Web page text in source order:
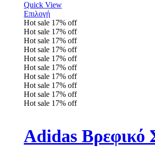
Quick View
Επιλογή
Hot sale 17% off
Hot sale 17% off
Hot sale 17% off
Hot sale 17% off
Hot sale 17% off
Hot sale 17% off
Hot sale 17% off
Hot sale 17% off
Hot sale 17% off
Hot sale 17% off
Adidas